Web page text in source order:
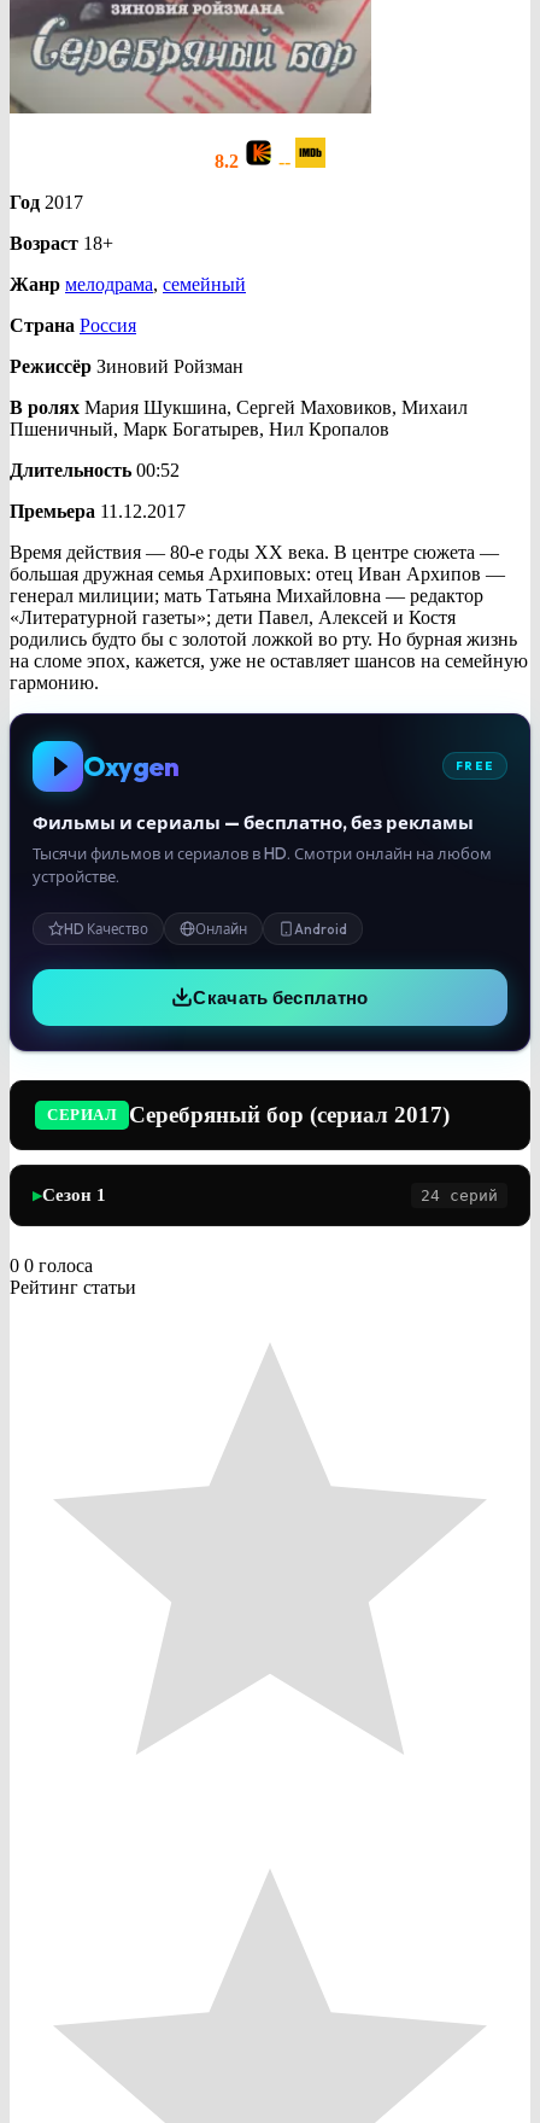
8.2
--
Год 2017
Возраст 18+
Жанр мелодрама, семейный
Страна Россия
Режиссёр Зиновий Ройзман
В ролях Мария Шукшина, Сергей Маховиков, Михаил
Пшеничный, Марк Богатырев, Нил Кропалов
Длительность 00:52
Премьера 11.12.2017
Время действия — 80-е годы ХХ века. В центре сюжета —
большая дружная семья Архиповых: отец Иван Архипов —
генерал милиции; мать Татьяна Михайловна — редактор
«Литературной газеты»; дети Павел, Алексей и Костя
родились будто бы с золотой ложкой во рту. Но бурная жизнь
на сломе эпох, кажется, уже не оставляет шансов на семейную
гармонию.
Oxygen FREE
Фильмы и сериалы — бесплатно, без рекламы
Тысячи фильмов и сериалов в HD. Смотри онлайн на любом
устройстве.
HD Качество Онлайн Android
Скачать бесплатно
СЕРИАЛ Серебряный бор (сериал 2017)
▶Сезон 1 24 серий
0 0 голоса
Рейтинг статьи